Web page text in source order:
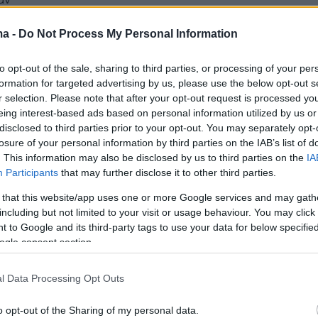
- Do Not Process My Personal Information
opt-out of the sale, sharing to third parties, or processing of your
for targeted advertising by us, please use the below opt-out
selection. Please note that after your opt-out request is processed
interest-based ads based on personal information utilized by us
to third parties prior to your opt-out. You may separately
of your personal information by third parties on the IAB’s list of
This information may also be disclosed by us to third parties on the
Participants that may further disclose it to other third parties.
that this website/app uses one or more Google services and may
but not limited to your visit or usage behaviour. You may
to Google and its third-party tags to use your data for below
consent section.
Data Processing Opt Outs
opt-out of the Sharing of my personal data.
του δικαστηρίου χωρίς
«Κελέση» και «Σαράφης»
κατέθεταν ψευδή στοιχεία σχετικά με την
απέκρυψαν την αλήθεια», αναφέρει για τις
με τις οποίες κρέμασαν στα μανταλάκια τα δέκα
το κλητήριο θέσπισμα της Εισαγγελίας που
σε δίκη στις 7 Μαρτίου
η εισαγγελέας τις
σε «Κελέση» και «Σαράφη»
285